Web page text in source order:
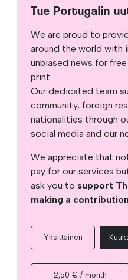
Tue Portugalin
We are proud to
around the world with
unbiased news for
print.
Our dedicated team
community, foreign
nationalities through
social media and our
We appreciate that
pay for our services
ask you to support
making a
Yksittäinen
2,50 € / month